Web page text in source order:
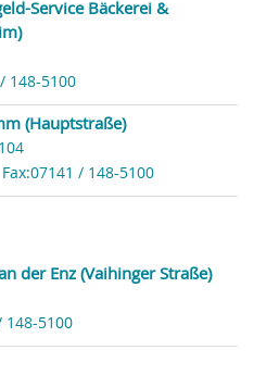
Service Bäckerei &
148-5100
(Hauptstraße)
Fax:07141 / 148-5100
der Enz (Vaihinger Straße)
148-5100